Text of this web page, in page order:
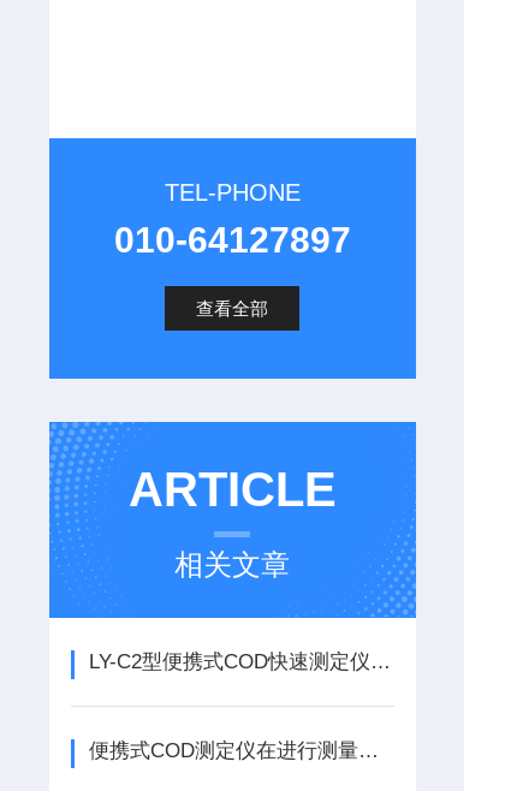
TEL-PHONE
010-64127897
查看全部
ARTICLE
相关文章
LY-C2型便携式COD快速测定仪主要功能
便携式COD测定仪在进行测量时出现误差应该如何解决